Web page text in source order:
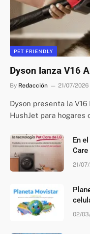
PET FRIENDLY
Dyson lanza V16
By Redacción 21/07/2026
Dyson presenta la
HushJet para hogares
En
Care
21/
02/